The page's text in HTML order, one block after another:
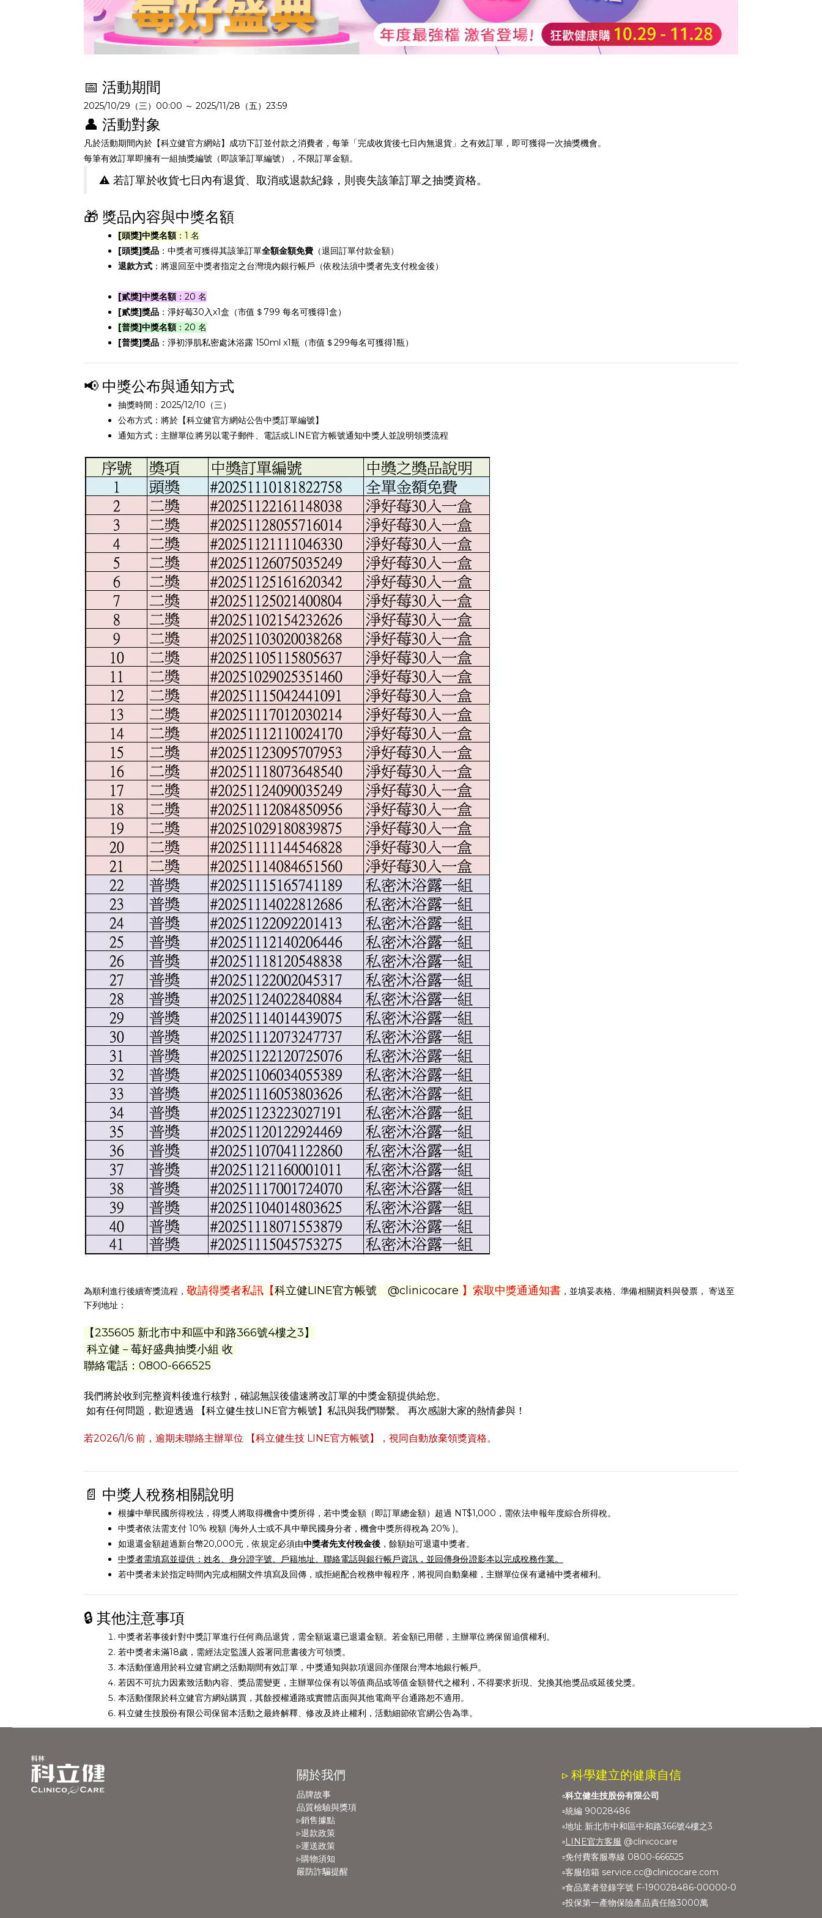
📅 活動期間
2025/10/29（三）00:00 ～ 2025/11/28（五）23:59
👤 活動對象
凡於活動期間內於【科立健官方網站】成功下訂並付款之消費者，每筆「完成收貨後七日內無退貨」之有效訂單，即可獲得一次抽獎機會。
每筆有效訂單即擁有一組抽獎編號（即該筆訂單編號），不限訂單金額。
⚠️ 若訂單於收貨七日內有退貨、取消或退款紀錄，則喪失該筆訂單之抽獎資格。
🎁 獎品內容與中獎名額
[頭獎]中獎名額：1 名
[頭獎]獎品 ：中獎者可獲得其該筆訂單全額金額免費 （退回訂單付款金額）
退款方式 ：將退回至中獎者指定之台灣境內銀行帳戶（依稅法須中獎者先支付稅金後）
[貳獎]中獎名額：20 名
[貳獎]獎品 ：淨好莓30入x1盒（市值＄799 每名可獲得1盒）
[普獎]中獎名額：20 名
[普獎]獎品 ：淨初淨肌私密處沐浴露 150ml x1瓶（市值＄299每名可獲得1瓶）
📢 中獎公布與通知方式
抽獎時間：2025/12/10（三）
公布方式：將於【科立健官方網站公告中獎訂單編號】
通知方式：主辦單位將另以電子郵件、電話或LINE官方帳號通知中獎人並說明領獎流程
為順利進行後續寄獎流程， 敬請得獎者私訊【科立健LINE官方帳號 @clinicocare 】索取中獎通通知書 ，並填妥表格、準備相關資料與發票， 寄送至
下列地址：
【235605 新北市中和區中和路366號4樓之3】
科立健－莓好盛典抽獎小組 收
聯絡電話：0800-666525
我們將於收到完整資料後進行核對，確認無誤後儘速將改訂單的中獎金額提供給您。
如有任何問題，歡迎透過 【科立健生技LINE官方帳號】私訊與我們聯繫。 再次感謝大家的熱情參與！
若2026/1/6 前，逾期未聯絡主辦單位 【科立健生技 LINE官方帳號】，視同自動放棄領獎資格。
📄 中獎人稅務相關說明
根據中華民國所得稅法，得獎人將取得機會中獎所得，若中獎金額（即訂單總金額）超過 NT$1,000，需依法申報年度綜合所得稅。
中獎者依法需支付 10% 稅額 (海外人士或不具中華民國身分者，機會中獎所得稅為 20% )。
如退還金額超過新台幣20,000元，依規定必須由中獎者先支付稅金後 ，餘額始可退還中獎者。
中獎者需填寫並提供：姓名、身分證字號、戶籍地址、聯絡電話與銀行帳戶資訊，並回傳身份證影本以完成稅務作業。
若中獎者未於指定時間內完成相關文件填寫及回傳，或拒絕配合稅務申報程序，將視同自動棄權，主辦單位保有遞補中獎者權利。
🔒 其他注意事項
中獎者若事後針對中獎訂單進行任何商品退貨，需全額返還已退還金額。若金額已用罄，主辦單位將保留追償權利。
若中獎者未滿18歲，需經法定監護人簽署同意書後方可領獎。
本活動僅適用於科立健官網之活動期間有效訂單，中獎通知與款項退回亦僅限台灣本地銀行帳戶。
若因不可抗力因素致活動內容、獎品需變更，主辦單位保有以等值商品或等值金額替代之權利，不得要求折現、兌換其他獎品或延後兌獎。
本活動僅限於科立健官方網站購買，其餘授權通路或實體店面與其他電商平台通路恕不適用。
科立健生技股份有限公司保留本活動之最終解釋、修改及終止權利，活動細節依官網公告為準。
關於我們
品牌故事
品質檢驗與獎項
▹銷售據點
▹退款政策
▹運送政策
▹購物須知
嚴防詐騙提醒
▹ 科學建立的健康自信
▫️科立健生技股份有限公司
▫️統編 90028486
▫️地址 新北市中和區中和路366號4樓之3
▫️LINE官方客服 @clinicocare
▫️免付費客服專線 0800-666525
▫️客服信箱 service.cc@clinicocare.com
▫️食品業者登錄字號 F-190028486-00000-0
▫️投保第一產物保險產品責任險3000萬